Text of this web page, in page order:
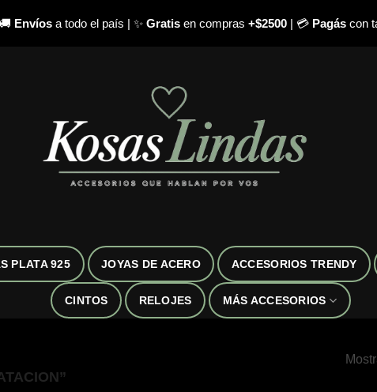
🚚 Envíosa todo el país | ✨ Gratisen compras +$2500| 💳 Pagáscon
PLATA 925 JOYAS DE ACERO ACCESORIOS TRENDY
CINTOS RELOJES MÁS ACCESORIOS